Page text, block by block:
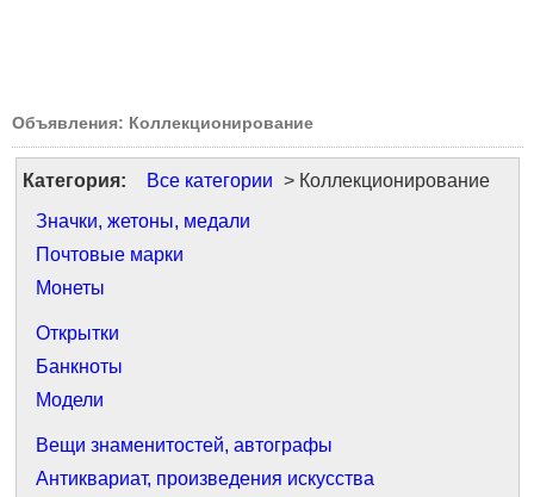
Объявления: Коллекционирование
Категория: Все категории > Коллекционирование
Значки, жетоны, медали
Почтовые марки
Монеты
Открытки
Банкноты
Модели
Вещи знаменитостей, автографы
Антиквариат, произведения искусства